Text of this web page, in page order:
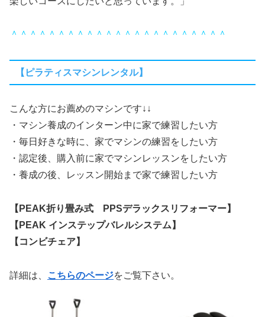
＾＾＾＾＾＾＾＾＾＾＾＾＾＾＾＾＾＾＾＾＾＾＾
【ピラティスマシンレンタル】
こんな方にお薦めのマシンです↓↓
・マシン養成のインターン中に家で練習したい方
・毎日好きな時に、家でマシンの練習をしたい方
・認定後、購入前に家でマシンレッスンをしたい方
・養成の後、レッスン開始まで家で練習したい方
【PEAK折り畳み式 PPSデラックスリフォーマー】
【PEAK インステップバレルシステム】
【コンビチェア】
詳細は、 こちらのページをご覧下さい。